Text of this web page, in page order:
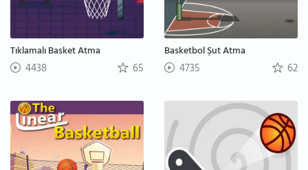
Tıklamalı Basket Atma
4438 65
Basketbol Şut Atma
4735 62